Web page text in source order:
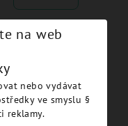
na web
nebo vydávat
ve smyslu §
reklamy.